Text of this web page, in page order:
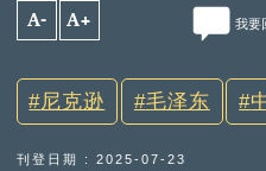
A- A+ 我要
尼克逊 毛泽东
刊登日期 : 2025-07-23